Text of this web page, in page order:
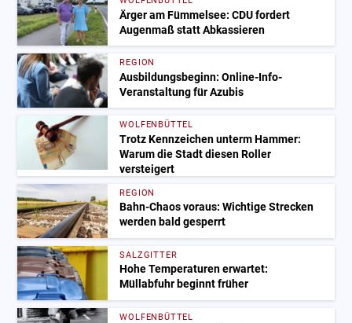
Ärger am Fümmelsee: CDU fordert
Augenmaß statt Abkassieren
REGION
Ausbildungsbeginn: Online-Info-
Veranstaltung für Azubis
WOLFENBÜTTEL
Trotz Kennzeichen unterm Hammer:
Warum die Stadt diesen Roller
versteigert
REGION
Bahn-Chaos voraus: Wichtige Strecken
werden bald gesperrt
SALZGITTER
Hohe Temperaturen erwartet:
Müllabfuhr beginnt früher
WOLFENBÜTTEL